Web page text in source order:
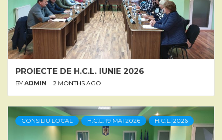
PROIECTE DE H.C.L. IUNIE 2026
BY ADMIN 2 MONTHS AGO
CONSILIU LOCAL H.C.L. 19 MAI 2026 H.C.L. 2026